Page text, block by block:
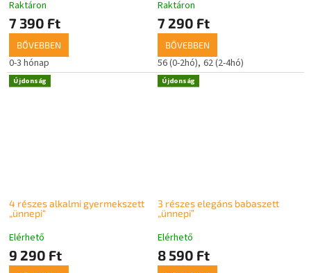
Raktáron
7 390 Ft
BŐVEBBEN
0-3 hónap
Raktáron
7 290 Ft
BŐVEBBEN
56 (0-2hó) 62 (2-4hó)
Újdonság
4 részes alkalmi gyermekszett
„ünnepi“
Elérhető
9 290 Ft
Újdonság
3 részes elegáns babaszett
„ünnepi”
Elérhető
8 590 Ft